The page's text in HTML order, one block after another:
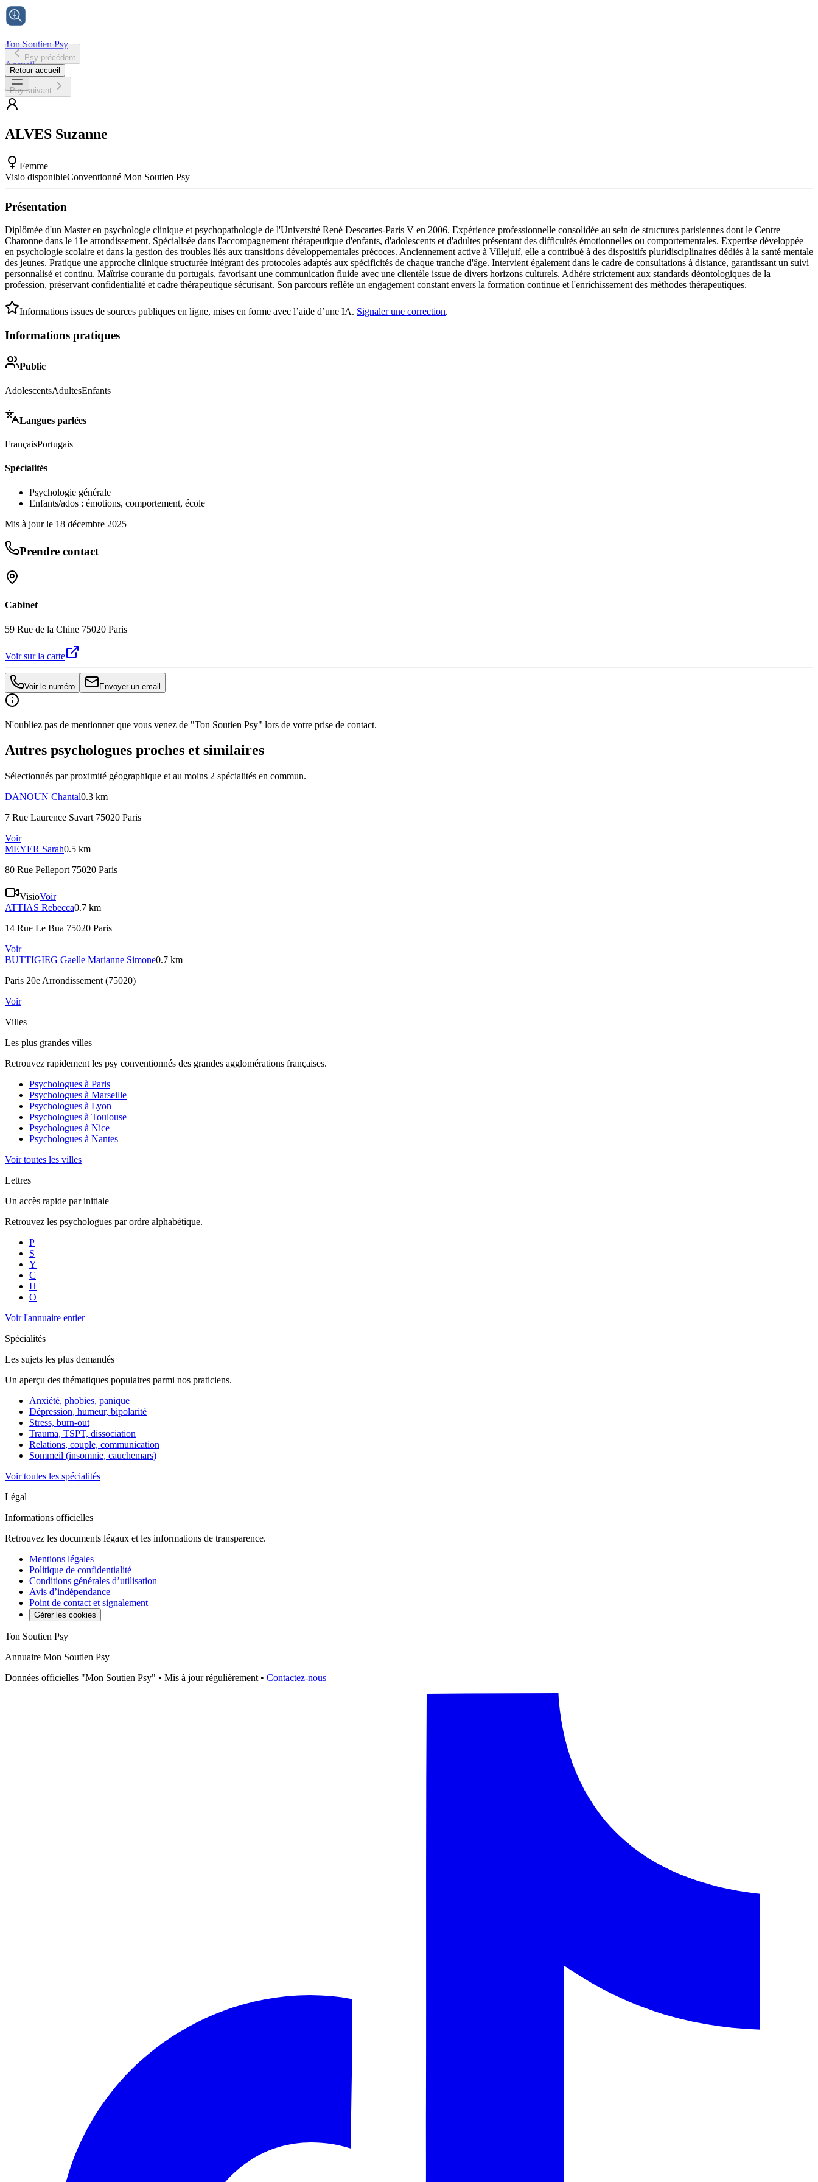
Ton Soutien Psy
Accueil
Psy précédent
Retour accueil
Psy suivant
ALVES Suzanne
Femme
Visio disponibleConventionné Mon Soutien Psy
Présentation
Diplômée d'un Master en psychologie clinique et psychopathologie de l'Université René Descartes-Paris V en 2006. Expérience professionnelle consolidée au sein de structures parisiennes dont le Centre
Charonne dans le 11e arrondissement. Spécialisée dans l'accompagnement thérapeutique d'enfants, d'adolescents et d'adultes présentant des difficultés émotionnelles ou comportementales. Expertise développée
en psychologie scolaire et dans la gestion des troubles liés aux transitions développementales précoces. Anciennement active à Villejuif, elle a contribué à des dispositifs pluridisciplinaires dédiés à la santé mentale
des jeunes. Pratique une approche clinique structurée intégrant des protocoles adaptés aux spécificités de chaque tranche d'âge. Intervient également dans le cadre de consultations à distance, garantissant un suivi
personnalisé et continu. Maîtrise courante du portugais, favorisant une communication fluide avec une clientèle issue de divers horizons culturels. Adhère strictement aux standards déontologiques de la
profession, préservant confidentialité et cadre thérapeutique sécurisant. Son parcours reflète un engagement constant envers la formation continue et l'enrichissement des méthodes thérapeutiques.
Informations issues de sources publiques en ligne, mises en forme avec l’aide d’une IA. Signaler une correction.
Informations pratiques
Public
AdolescentsAdultesEnfants
Langues parlées
FrançaisPortugais
Spécialités
Psychologie générale
Enfants/ados : émotions, comportement, école
Mis à jour le 18 décembre 2025
Prendre contact
Cabinet
59 Rue de la Chine 75020 Paris
Voir sur la carte
Voir le numéro Envoyer un email
N'oubliez pas de mentionner que vous venez de "Ton Soutien Psy" lors de votre prise de contact.
Autres psychologues proches et similaires
Sélectionnés par proximité géographique et au moins 2 spécialités en commun.
DANOUN Chantal0.3 km
7 Rue Laurence Savart 75020 Paris
Voir
MEYER Sarah0.5 km
80 Rue Pelleport 75020 Paris
VisioVoir
ATTIAS Rebecca0.7 km
14 Rue Le Bua 75020 Paris
Voir
BUTTIGIEG Gaelle Marianne Simone0.7 km
Paris 20e Arrondissement (75020)
Voir
Villes
Les plus grandes villes
Retrouvez rapidement les psy conventionnés des grandes agglomérations françaises.
Psychologues à Paris
Psychologues à Marseille
Psychologues à Lyon
Psychologues à Toulouse
Psychologues à Nice
Psychologues à Nantes
Voir toutes les villes
Lettres
Un accès rapide par initiale
Retrouvez les psychologues par ordre alphabétique.
P
S
Y
C
H
O
Voir l'annuaire entier
Spécialités
Les sujets les plus demandés
Un aperçu des thématiques populaires parmi nos praticiens.
Anxiété, phobies, panique
Dépression, humeur, bipolarité
Stress, burn-out
Trauma, TSPT, dissociation
Relations, couple, communication
Sommeil (insomnie, cauchemars)
Voir toutes les spécialités
Légal
Informations officielles
Retrouvez les documents légaux et les informations de transparence.
Mentions légales
Politique de confidentialité
Conditions générales d’utilisation
Avis d’indépendance
Point de contact et signalement
Gérer les cookies
Ton Soutien Psy
Annuaire Mon Soutien Psy
Données officielles "Mon Soutien Psy" • Mis à jour régulièrement • Contactez-nous